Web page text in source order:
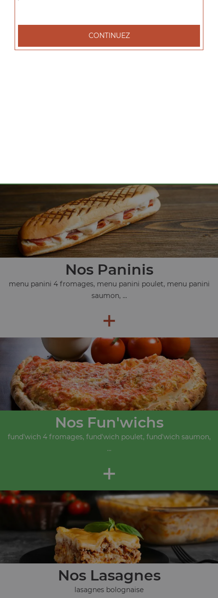
+
Nos Paninis
menu panini 4 fromages, menu panini poulet, menu panini
saumon, ...
+
Nos Fun'wichs
fund'wich 4 fromages, fund'wich poulet, fund'wich saumon,
...
+
Nos Lasagnes
lasagnes bolognaise
CONTINUEZ